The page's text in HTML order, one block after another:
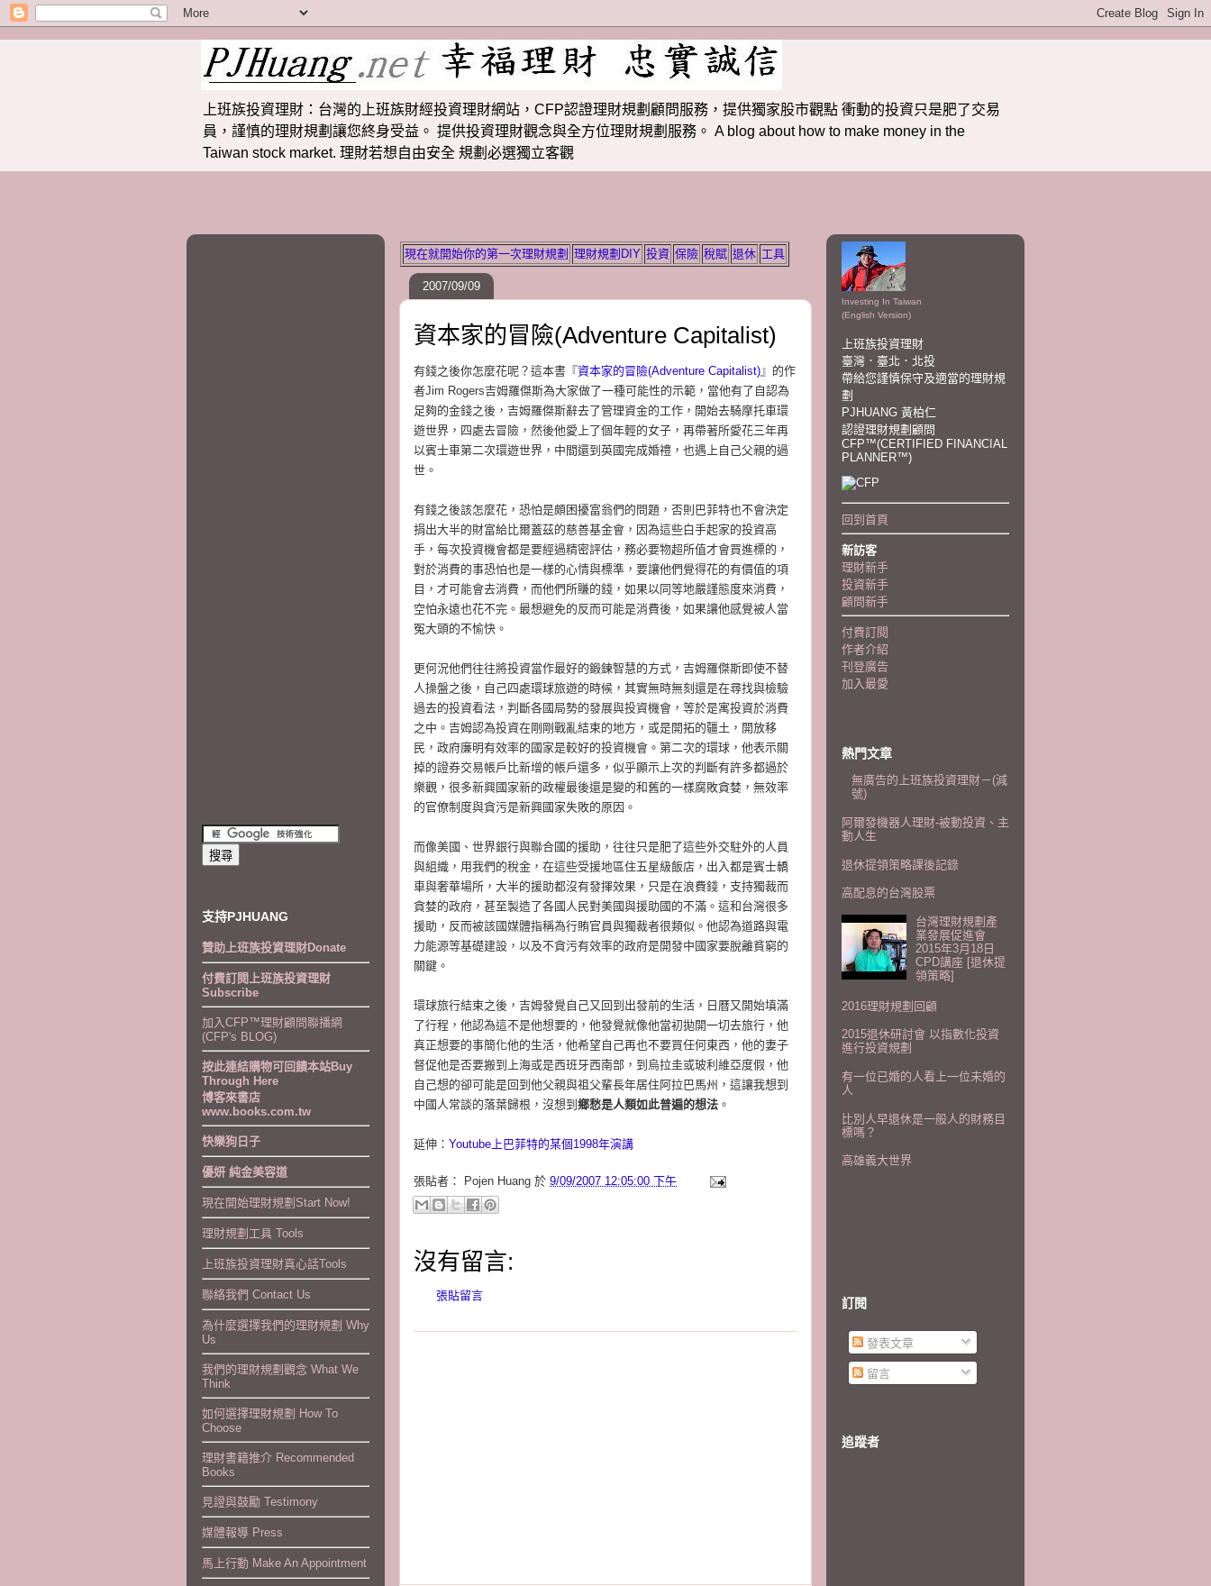
上班族投資理財：台灣的上班族財經投資理財網站，CFP認證理財規劃顧問服務，提供獨家股市觀點 衝動的投資只是肥了交易
員，謹慎的理財規劃讓您終身受益。 提供投資理財觀念與全方位理財規劃服務。 A blog about how to make money in the
Taiwan stock market. 理財若想自由安全 規劃必選獨立客觀
現在就開始你的第一次理財規劃 理財規劃DIY 投資 保險 稅賦 退休 工具
2007/09/09
資本家的冒險(Adventure Capitalist)
有錢之後你怎麼花呢？這本書『資本家的冒險(Adventure Capitalist) 』的作
者Jim Rogers吉姆羅傑斯為大家做了一種可能性的示範，當他有了自認為
足夠的金錢之後，吉姆羅傑斯辭去了管理資金的工作，開始去騎摩托車環
遊世界，四處去冒險，然後他愛上了個年輕的女子，再帶著所愛花三年再
以賓士車第二次環遊世界，中間還到英國完成婚禮，也遇上自己父親的過
世。
有錢之後該怎麼花，恐怕是頗困擾富翁們的問題，否則巴菲特也不會決定
捐出大半的財富給比爾蓋茲的慈善基金會，因為這些白手起家的投資高
手，每次投資機會都是要經過精密評估，務必要物超所值才會買進標的，
對於消費的事恐怕也是一樣的心情與標準，要讓他們覺得花的有價值的項
目，才可能會去消費，而他們所賺的錢，如果以同等地嚴謹態度來消費，
空怕永遠也花不完。最想避免的反而可能是消費後，如果讓他感覺被人當
冤大頭的不愉快。
更何況他們往往將投資當作最好的鍛鍊智慧的方式，吉姆羅傑斯即使不替
人操盤之後，自己四處環球旅遊的時候，其實無時無刻還是在尋找與檢驗
過去的投資看法，判斷各國局勢的發展與投資機會，等於是寓投資於消費
之中。吉姆認為投資在剛剛戰亂結束的地方，或是開拓的疆土，開放移
民，政府廉明有效率的國家是較好的投資機會。第二次的環球，他表示關
掉的證券交易帳戶比新增的帳戶還多，似乎顯示上次的判斷有許多都過於
樂觀，很多新興國家新的政權最後還是變的和舊的一樣腐敗貪婪，無效率
的官僚制度與貪污是新興國家失敗的原因。
而像美國、世界銀行與聯合國的援助，往往只是肥了這些外交駐外的人員
與組織，用我們的稅金，在這些受援地區住五星級飯店，出入都是賓士轎
車與奢華場所，大半的援助都沒有發揮效果，只是在浪費錢，支持獨裁而
貪婪的政府，甚至製造了各國人民對美國與援助國的不滿。這和台灣很多
援助，反而被該國媒體指稱為行賄官員與獨裁者很類似。他認為道路與電
力能源等基礎建設，以及不貪污有效率的政府是開發中國家要脫離貧窮的
關鍵。
環球旅行結束之後，吉姆發覺自己又回到出發前的生活，日曆又開始填滿
了行程，他認為這不是他想要的，他發覺就像他當初拋開一切去旅行，他
真正想要的事簡化他的生活，他希望自己再也不要買任何東西，他的妻子
督促他是否要搬到上海或是西班牙西南部，到烏拉圭或玻利維亞度假，他
自己想的卻可能是回到他父親與祖父輩長年居住阿拉巴馬州，這讓我想到
中國人常談的落葉歸根，沒想到 鄉愁是人類如此普遍的想法 。
延伸： Youtube上巴菲特的某個1998年演講
張貼者： Pojen Huang 於 9/09/2007 12:05:00 下午
沒有留言:
張貼留言
支持PJHUANG
贊助上班族投資理財Donate
付費訂閱上班族投資理財
Subscribe
加入CFP™理財顧問聯播網
(CFP's BLOG)
按此連結購物可回饋本站Buy
Through Here
博客來書店
www.books.com.tw
快樂狗日子
優妍 純金美容道
現在開始理財規劃Start Now!
理財規劃工具 Tools
上班族投資理財真心話Tools
聯絡我們 Contact Us
為什麼選擇我們的理財規劃 Why
Us
我們的理財規劃觀念 What We
Think
如何選擇理財規劃 How To
Choose
理財書籍推介 Recommended
Books
見證與鼓勵 Testimony
媒體報導 Press
馬上行動 Make An Appointment
Investing In Taiwan
(English Version)
上班族投資理財
臺灣．臺北．北投
帶給您謹慎保守及適當的理財規
劃
PJHUANG 黃柏仁
認證理財規劃顧問
CFP™(CERTIFIED FINANCIAL
PLANNER™)
回到首頁
新訪客
理財新手
投資新手
顧問新手
付費訂閱
作者介紹
刊登廣告
加入最愛
熱門文章
無廣告的上班族投資理財－(減
號)
阿爾發機器人理財-被動投資、主
動人生
退休提領策略課後記錄
高配息的台灣股票
台灣理財規劃產
業發展促進會
2015年3月18日
CPD講座 [退休提
領策略]
2016理財規劃回顧
2015退休研討會 以指數化投資
進行投資規劃
有一位已婚的人看上一位未婚的
人
比別人早退休是一般人的財務目
標嗎？
高雄義大世界
訂閱
發表文章
留言
追蹤者